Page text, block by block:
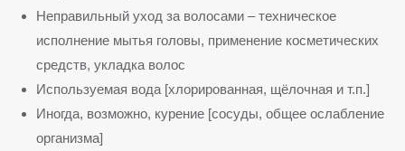
Неправильный уход за волосами – техническое
исполнение мытья головы, применение косметических
средств, укладка волос
Используемая вода [хлорированная, щёлочная и т.п.]
Иногда, возможно, курение [сосуды, общее ослабление
организма]